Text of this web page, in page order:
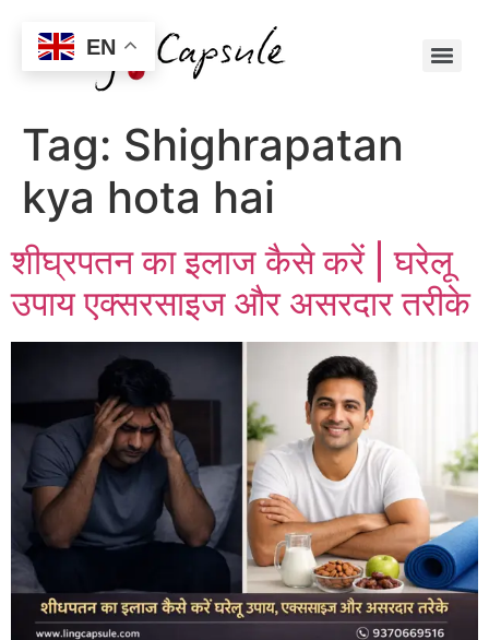
Tag: Shighrapatan
kya hota hai
शीघ्रपतन का इलाज कैसे करें | घरेलू
उपाय एक्सरसाइज और असरदार तरीके
EN